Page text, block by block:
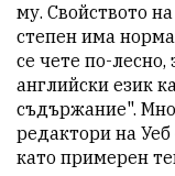
му. Свойството
степен има
се чете по-лесно,
английски език
съдържание".
редактори на
като примерен